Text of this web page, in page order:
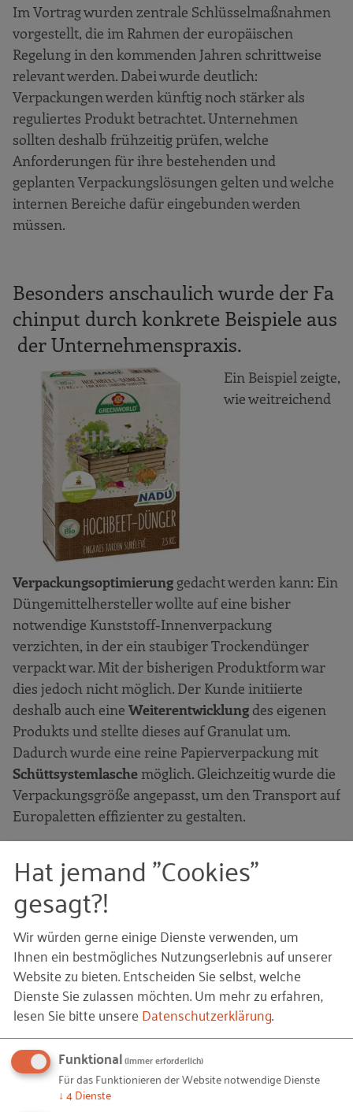
Im Vortrag wurden zentrale Schlüsselmaßnahmen
vorgestellt, die im Rahmen der europäischen
Regelung in den kommenden Jahren schrittweise
relevant werden. Dabei wurde deutlich:
Verpackungen werden künftig noch stärker als
reguliertes Produkt betrachtet. Unternehmen
sollten deshalb frühzeitig prüfen, welche
Anforderungen für ihre bestehenden und
geplanten Verpackungslösungen gelten und welche
internen Bereiche dafür eingebunden werden
müssen.
Besonders anschaulich wurde der Fa
chinput durch konkrete Beispiele aus
der Unternehmenspraxis.
Ein Beispiel zeigte,
wie weitreichend
Verpackungsoptimierung gedacht werden kann: Ein
Düngemittelhersteller wollte auf eine bisher
notwendige Kunststoff-Innenverpackung
verzichten, in der ein staubiger Trockendünger
verpackt war. Mit der bisherigen Produktform war
dies jedoch nicht möglich. Der Kunde initiierte
deshalb auch eine Weiterentwicklung des eigenen
Produkts und stellte dieses auf Granulat um.
Dadurch wurde eine reine Papierverpackung mit
Schüttsystemlasche möglich. Gleichzeitig wurde die
Verpackungsgröße angepasst, um den Transport auf
Europaletten effizienter zu gestalten.
Verpackungenganzheitlichdenkt, betrachtet nicht
nur Materialfragen, sondern auch
Produktgestaltung, Logistik, Prozesse
Kundenanwendung. Im Austausch wurde jedoch
ebenfalls deutlich, dass solche umfassenden
Innovationsansätze in der Praxis bislang eher die
Ausnahme sind. Häufig stehen Unternehmen vor
Zielkonfliktenzwischen Nachhaltigkeitszielen,
technischen Anforderungen, bestehenden
Maschinen, Kosten und Wirtschaftlichkeit.
Dies zeigte ein weiteres Beispiel aus dem Bereich
Hat jemand "Cookies"
gesagt?!
Wir würden gerne einige Dienste verwenden, um
Ihnen ein bestmögliches Nutzungserlebnis auf unserer
Website zu bieten. Entscheiden Sie selbst, welche
Dienste Sie zulassen möchten.Um mehr zu erfahren,
lesen Sie bitte unsereDatenschutzerklärung.
Funktional(immer erforderlich)
Für das Funktionieren der Website notwendige Dienste
↓ 4Dienste